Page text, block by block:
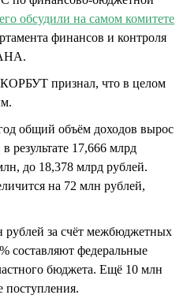
обсудили на самом комитете
финансов и контроля
признал, что в целом
общий объём доходов вырос
результате 17,666 млрд
до 18,378 млрд рублей.
на 72 млн рублей,
рублей за счёт межбюджетных
составляют федеральные
бюджета. Ещё 10 млн